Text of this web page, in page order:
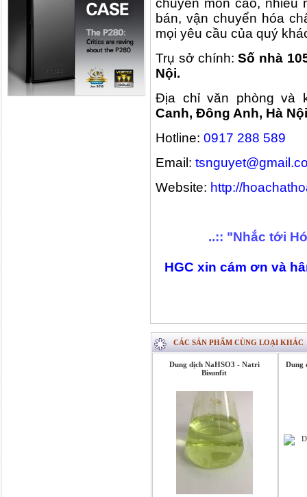
chuyên môn cao, nhiều
bán, vận chuyển hóa
mọi yêu cầu của quý
Trụ sở chính:Số nhà
Nội.
Địa chỉ văn phòng và
Canh, Đông Anh, Hà
Hotline: 0917 288 589
Email:
Website: http://
..:: "Nhắc tới
HGC xin cám ơn và
CÁC SẢN PHẨM CÙNG LOẠI KHÁC
Dung dịch NaHSO3 - Natri
Bisunfit
Dung